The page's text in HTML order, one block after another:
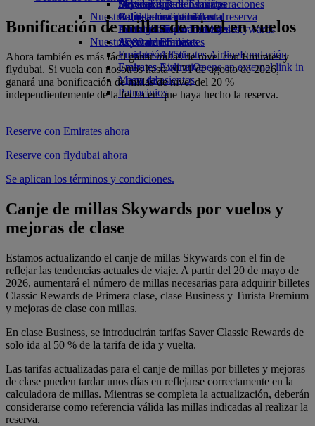
Bebidas
Nuestra flota
Boeing 777
A380 de Emirates
Emirates A350
Emirates Executive
Mapa de asientos
Diversión para los niños
Juguetes infantiles
Actividades para niños
Sostenibilidad en las operaciones
Política medioambiental
Informes medioambientales
Nuestras comunidades
Fundación Emirates AirlineFundación
Emirates Airline Opens an external link in
a new tab
Patrocinios
Skywards Rail
Calculadora de millas
Inicie sesión en Emirates Skywards
Skywards+
Móvil y app de Emirates
Cancelar o cambiar una reserva
Alteraciones en los viajes
Acerca de Emirates
Bonificación de millas de nivel en vuelos
Ahora también es más fácil ganar millas de nivel con Emirates y
flydubai. Si vuela con nosotros hasta el 31 de agosto de 2026,
ganará una bonificación de millas de nivel del 20 %
independientemente de la fecha en que haya hecho la reserva.
Reserve con Emirates ahora
Reserve con flydubai ahora
Se aplican los términos y condiciones.
Canje de millas Skywards por vuelos y
mejoras de clase
Estamos actualizando el canje de millas Skywards con el fin de
reflejar las tendencias actuales de viaje. A partir del 20 de mayo de
2026, aumentará el número de millas necesarias para adquirir billetes
Classic Rewards de Primera clase, clase Business y Turista Premium
y mejoras de clase con millas.
En clase Business, se introducirán tarifas Saver Classic Rewards de
solo ida al 50 % de la tarifa de ida y vuelta.
Las tarifas actualizadas para el canje de millas por billetes y mejoras
de clase pueden tardar unos días en reflejarse correctamente en la
calculadora de millas. Mientras se completa la actualización, deberán
considerarse como referencia válida las millas indicadas al realizar la
reserva.